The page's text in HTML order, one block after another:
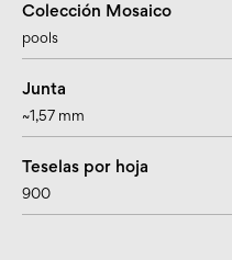
Colección Mosaico
pools
Junta
~1,57 mm
Teselas por hoja
900